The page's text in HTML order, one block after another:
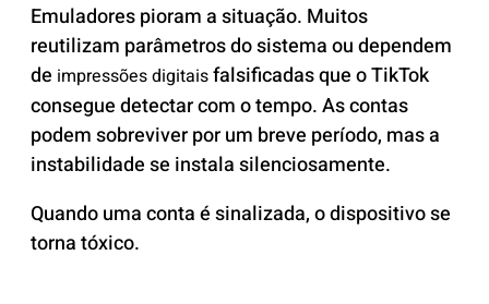
Emuladores pioram a situação. Muitos
reutilizam parâmetros do sistema ou dependem
de impressões digitaisfalsificadas que o TikTok
consegue detectar com o tempo. As contas
podem sobreviver por um breve período, mas a
instabilidade se instala silenciosamente.
Quando uma conta é sinalizada, o dispositivo se
torna tóxico.